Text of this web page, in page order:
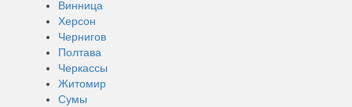
Винница
Херсон
Чернигов
Полтава
Черкассы
Житомир
Сумы